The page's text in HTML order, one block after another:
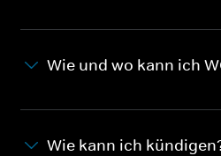
Wie und wo kann ich
Wie kann ich